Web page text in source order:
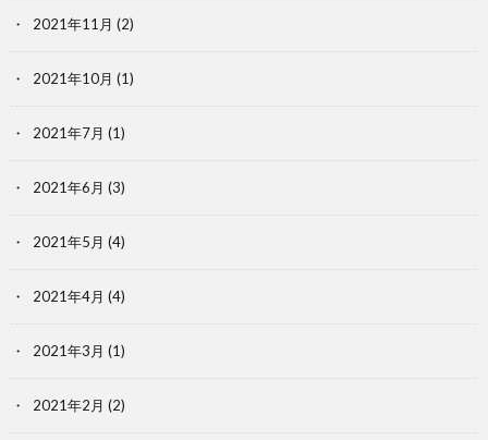
2021年11月 (2)
2021年10月 (1)
2021年7月 (1)
2021年6月 (3)
2021年5月 (4)
2021年4月 (4)
2021年3月 (1)
2021年2月 (2)